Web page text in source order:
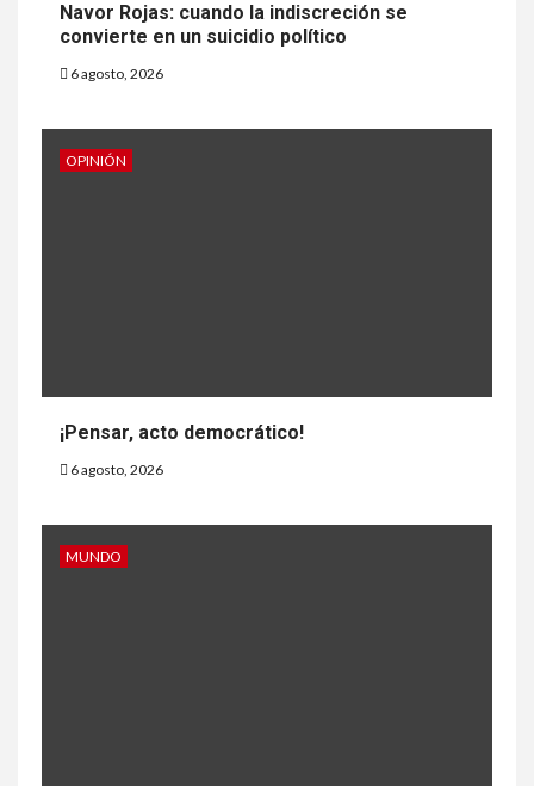
Navor Rojas: cuando la indiscreción se
convierte en un suicidio político
6 agosto, 2026
OPINIÓN
¡Pensar, acto democrático!
6 agosto, 2026
MUNDO